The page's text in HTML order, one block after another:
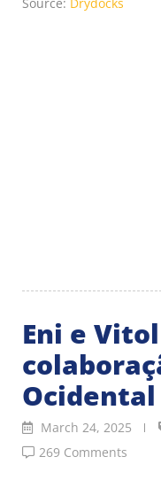
Eni e
Ocidental
March 24, 2025
269 Comments